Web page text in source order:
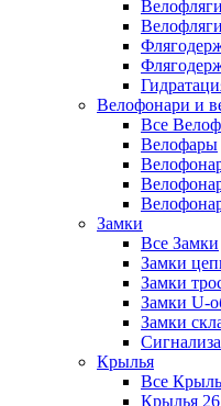
Велофонари и
Все
Велофары
Замки
Все Замки
Замки
Замки
Замки U-
Замки
Крылья
Все
Крылья